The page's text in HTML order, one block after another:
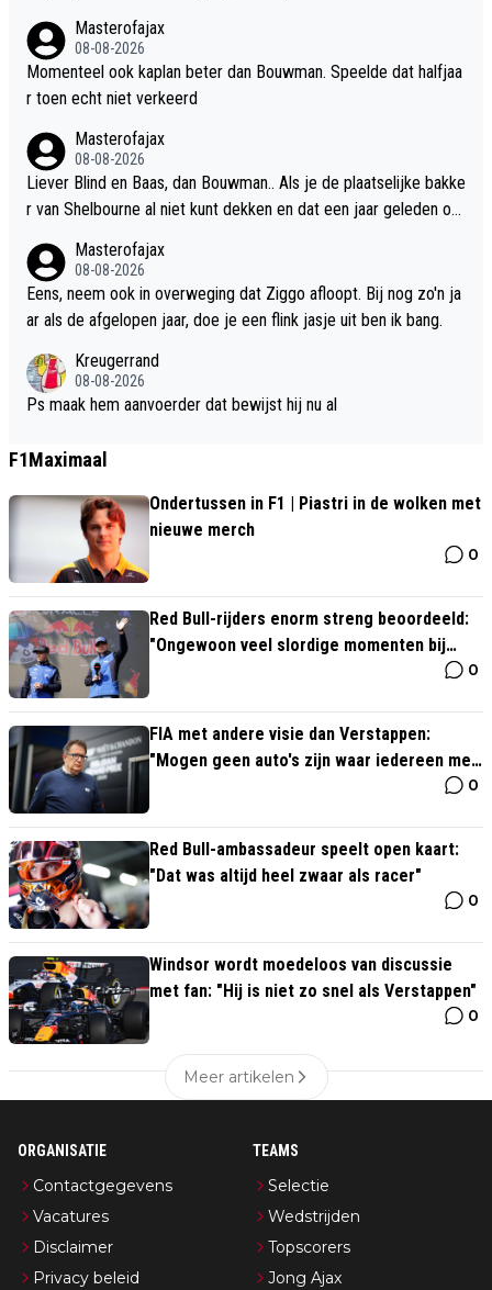
Masterofajax
08-08-2026
Momenteel ook kaplan beter dan Bouwman. Speelde dat halfjaa
r toen echt niet verkeerd
Masterofajax
08-08-2026
Liever Blind en Baas, dan Bouwman.. Als je de plaatselijke bakke
r van Shelbourne al niet kunt dekken en dat een jaar geleden oo
or 1. Qua luchtdekkerij Wijndal vibes, alleen bij Bouwman nog ho
op dat hij gaat leren.
Masterofajax
08-08-2026
Eens, neem ook in overweging dat Ziggo afloopt. Bij nog zo'n ja
ar als de afgelopen jaar, doe je een flink jasje uit ben ik bang.
Kreugerrand
08-08-2026
Ps maak hem aanvoerder dat bewijst hij nu al
F1Maximaal
Ondertussen in F1 | Piastri in de wolken met
nieuwe merch
0
Red Bull-rijders enorm streng beoordeeld:
"Ongewoon veel slordige momenten bij
0
FIA met andere visie dan Verstappen:
"Mogen geen auto's zijn waar iedereen mee
0
Red Bull-ambassadeur speelt open kaart:
"Dat was altijd heel zwaar als racer"
0
Windsor wordt moedeloos van discussie
met fan: "Hij is niet zo snel als Verstappen"
0
Meer artikelen
ORGANISATIE
Contactgegevens
Vacatures
Disclaimer
Privacy beleid
TEAMS
Selectie
Wedstrijden
Topscorers
Jong Ajax